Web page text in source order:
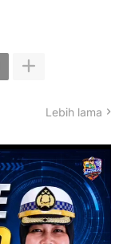
Lebih lama